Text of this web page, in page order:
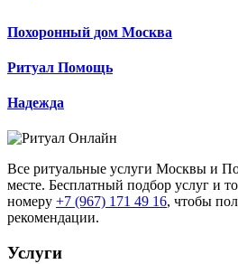
Похоронный дом Москва
Ритуал Помощь
Надежда
Все ритуальные услуги Москвы и
месте. Бесплатный подбор услуг и
номеру +7 (967) 171 49 16, чтобы
рекомендации.
Услуги